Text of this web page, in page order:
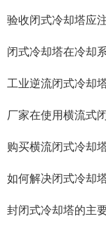
验收闭式冷却塔应
闭式冷却塔在冷却
工业逆流闭式冷却
厂家在使用横流式
购买横流闭式冷却
如何解决闭式冷却
封闭式冷却塔的主